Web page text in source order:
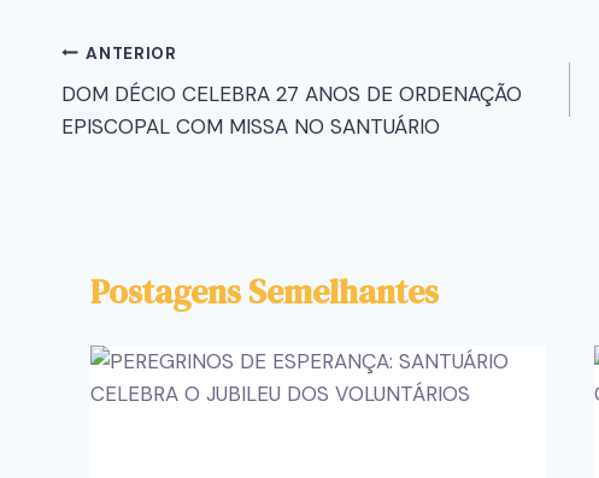
ANTERIOR
DOM DÉCIO CELEBRA 27 ANOS DE ORDENAÇÃO
EPISCOPAL COM MISSA NO SANTUÁRIO
Postagens Semelhantes